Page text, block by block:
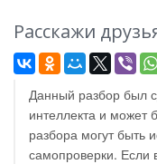
Расскажи
Данный разбор был
интеллекта и может
разбора могут быть
самопроверки. Если